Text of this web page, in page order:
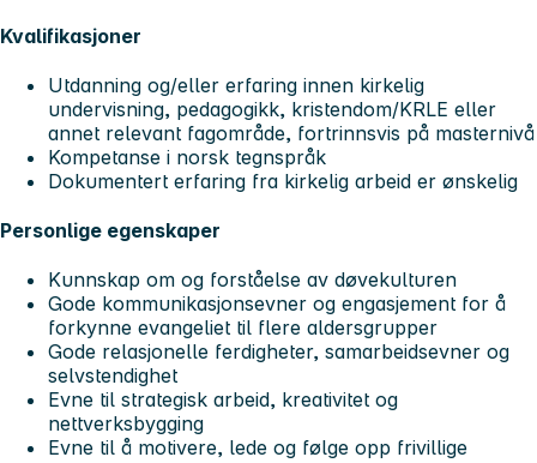
Kvalifikasjoner
Utdanning og/eller erfaring innen kirkelig
undervisning, pedagogikk, kristendom/KRLE eller
annet relevant fagområde, fortrinnsvis på masternivå
Kompetanse i norsk tegnspråk
Dokumentert erfaring fra kirkelig arbeid er ønskelig
Personlige egenskaper
Kunnskap om og forståelse av døvekulturen
Gode kommunikasjonsevner og engasjement for å
forkynne evangeliet til flere aldersgrupper
Gode relasjonelle ferdigheter, samarbeidsevner og
selvstendighet
Evne til strategisk arbeid, kreativitet og
nettverksbygging
Evne til å motivere, lede og følge opp frivillige